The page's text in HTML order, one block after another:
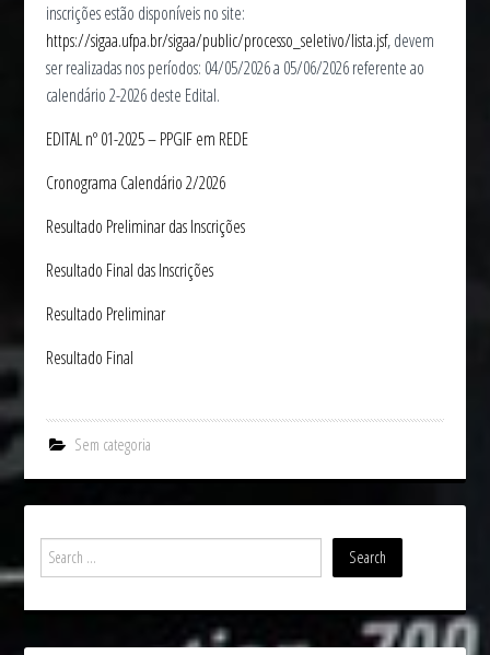
inscrições estão disponíveis no site:
https://sigaa.ufpa.br/sigaa/public/processo_seletivo/lista.jsf, devem
ser realizadas nos períodos: 04/05/2026 a 05/06/2026 referente ao
calendário 2-2026 deste Edital.
EDITAL nº 01-2025 – PPGIF em REDE
Cronograma Calendário 2/2026
Resultado Preliminar das Inscrições
Resultado Final das Inscrições
Resultado Preliminar
Resultado Final
Sem categoria